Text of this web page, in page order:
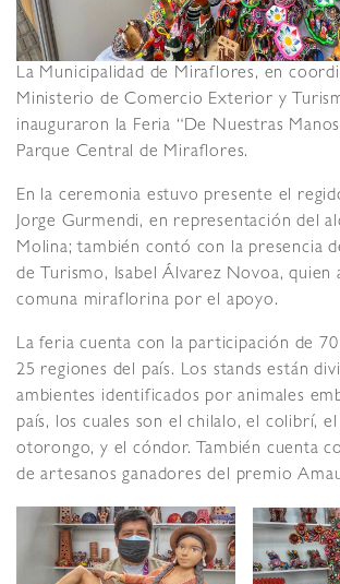
La Municipalidad de Miraflores, en
Ministerio de Comercio Exterior y
inauguraron la Feria “De Nuestras
Parque Central de Miraflores.
En la ceremonia estuvo presente el
Jorge Gurmendi, en representación del
Molina; también contó con la presencia
de Turismo, Isabel Álvarez Novoa, quien
comuna miraflorina por el apoyo.
La feria cuenta con la participación de
25 regiones del país. Los stands están
ambientes identificados por animales
país, los cuales son el chilalo, el colibrí,
otorongo, y el cóndor. También cuenta
de artesanos ganadores del premio